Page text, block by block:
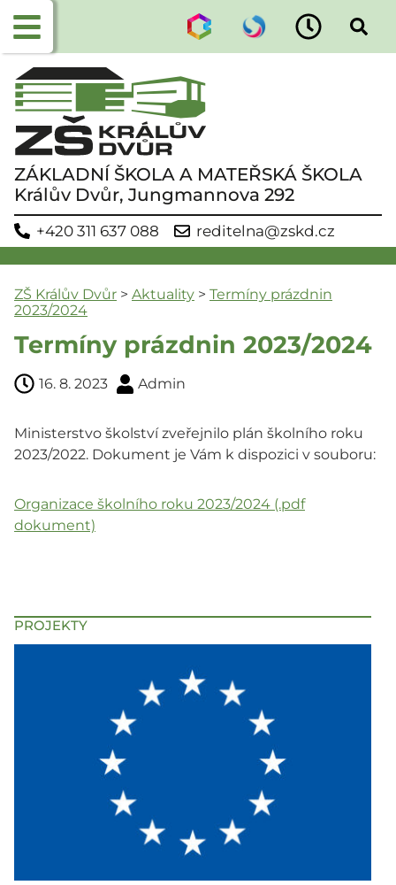
ZÁKLADNÍ ŠKOLA A MATEŘSKÁ ŠKOLA
Králův Dvůr, Jungmannova 292
+420 311 637 088 reditelna@zskd.cz
PROJEKTY
ZŠ Králův Dvůr > Aktuality > Termíny prázdnin
2023/2024
Termíny prázdnin 2023/2024
16. 8. 2023 Admin
Ministerstvo školství zveřejnilo plán školního roku
2023/2022. Dokument je Vám k dispozici v souboru:
Organizace školního roku 2023/2024 (.pdf
dokument)